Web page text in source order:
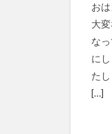
お
大
な
に
た
[…]